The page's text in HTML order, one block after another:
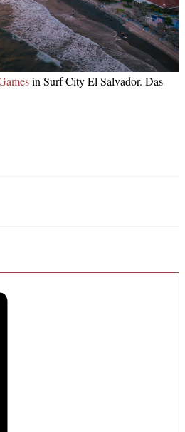
in Surf City El Salvador. Das